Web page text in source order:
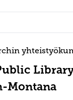
Montana